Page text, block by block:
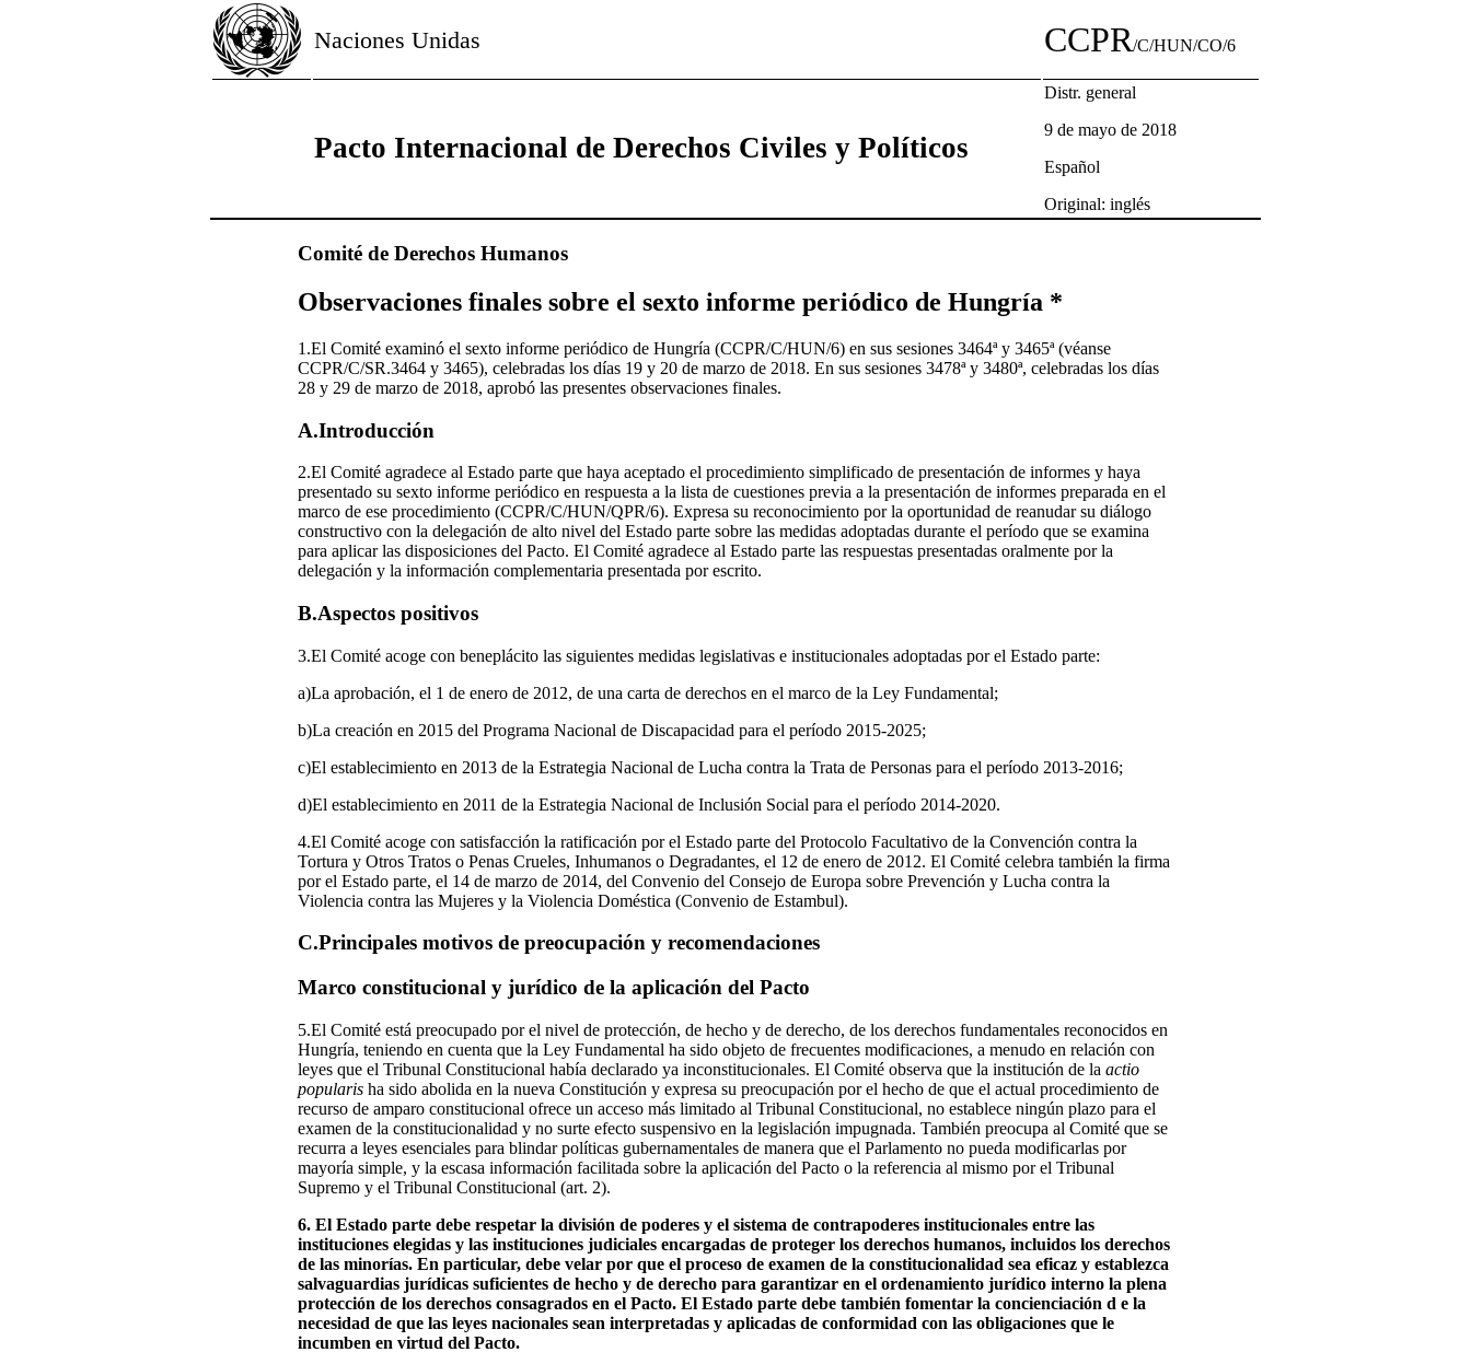
Naciones Unidas CCPR/C/HUN/CO/6
Pacto Internacional de Derechos Civiles y Políticos
Distr. general
9 de mayo de 2018
Español
Original: inglés
Comité de Derechos Humanos
Observaciones finales sobre el sexto informe periódico de Hungría *
1.El Comité examinó el sexto informe periódico de Hungría (CCPR/C/HUN/6) en sus sesiones 3464ª y 3465ª (véanse
CCPR/C/SR.3464 y 3465), celebradas los días 19 y 20 de marzo de 2018. En sus sesiones 3478ª y 3480ª, celebradas los días
28 y 29 de marzo de 2018, aprobó las presentes observaciones finales.
A.Introducción
2.El Comité agradece al Estado parte que haya aceptado el procedimiento simplificado de presentación de informes y haya
presentado su sexto informe periódico en respuesta a la lista de cuestiones previa a la presentación de informes preparada en el
marco de ese procedimiento (CCPR/C/HUN/QPR/6). Expresa su reconocimiento por la oportunidad de reanudar su diálogo
constructivo con la delegación de alto nivel del Estado parte sobre las medidas adoptadas durante el período que se examina
para aplicar las disposiciones del Pacto. El Comité agradece al Estado parte las respuestas presentadas oralmente por la
delegación y la información complementaria presentada por escrito.
B.Aspectos positivos
3.El Comité acoge con beneplácito las siguientes medidas legislativas e institucionales adoptadas por el Estado parte:
a)La aprobación, el 1 de enero de 2012, de una carta de derechos en el marco de la Ley Fundamental;
b)La creación en 2015 del Programa Nacional de Discapacidad para el período 2015-2025;
c)El establecimiento en 2013 de la Estrategia Nacional de Lucha contra la Trata de Personas para el período 2013-2016;
d)El establecimiento en 2011 de la Estrategia Nacional de Inclusión Social para el período 2014-2020.
4.El Comité acoge con satisfacción la ratificación por el Estado parte del Protocolo Facultativo de la Convención contra la
Tortura y Otros Tratos o Penas Crueles, Inhumanos o Degradantes, el 12 de enero de 2012. El Comité celebra también la firma
por el Estado parte, el 14 de marzo de 2014, del Convenio del Consejo de Europa sobre Prevención y Lucha contra la
Violencia contra las Mujeres y la Violencia Doméstica (Convenio de Estambul).
C.Principales motivos de preocupación y recomendaciones
Marco constitucional y jurídico de la aplicación del Pacto
5.El Comité está preocupado por el nivel de protección, de hecho y de derecho, de los derechos fundamentales reconocidos en
Hungría, teniendo en cuenta que la Ley Fundamental ha sido objeto de frecuentes modificaciones, a menudo en relación con
leyes que el Tribunal Constitucional había declarado ya inconstitucionales. El Comité observa que la institución de la actio
popularis ha sido abolida en la nueva Constitución y expresa su preocupación por el hecho de que el actual procedimiento de
recurso de amparo constitucional ofrece un acceso más limitado al Tribunal Constitucional, no establece ningún plazo para el
examen de la constitucionalidad y no surte efecto suspensivo en la legislación impugnada. También preocupa al Comité que se
recurra a leyes esenciales para blindar políticas gubernamentales de manera que el Parlamento no pueda modificarlas por
mayoría simple, y la escasa información facilitada sobre la aplicación del Pacto o la referencia al mismo por el Tribunal
Supremo y el Tribunal Constitucional (art. 2).
6. El Estado parte debe respetar la división de poderes y el sistema de contrapoderes institucionales entre las
instituciones elegidas y las instituciones judiciales encargadas de proteger los derechos humanos, incluidos los derechos
de las minorías. En particular, debe velar por que el proceso de examen de la constitucionalidad sea eficaz y establezca
salvaguardias jurídicas suficientes de hecho y de derecho para garantizar en el ordenamiento jurídico interno la plena
protección de los derechos consagrados en el Pacto. El Estado parte debe también fomentar la concienciación d e la
necesidad de que las leyes nacionales sean interpretadas y aplicadas de conformidad con las obligaciones que le
incumben en virtud del Pacto.